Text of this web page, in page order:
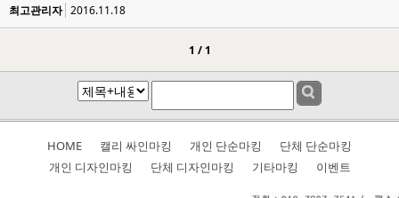
최고관리자 2016.11.18
1 / 1
HOME 캘리 싸인마킹 개인 단순마킹
단체 단순마킹
개인 디자인마킹
단체 디자인마킹 기타마킹 이벤트